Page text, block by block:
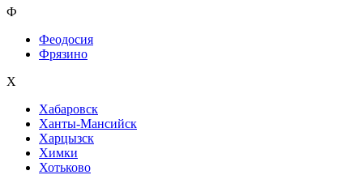
Ф
Феодосия
Фрязино
Х
Хабаровск
Ханты-Мансийск
Харцызск
Химки
Хотьково